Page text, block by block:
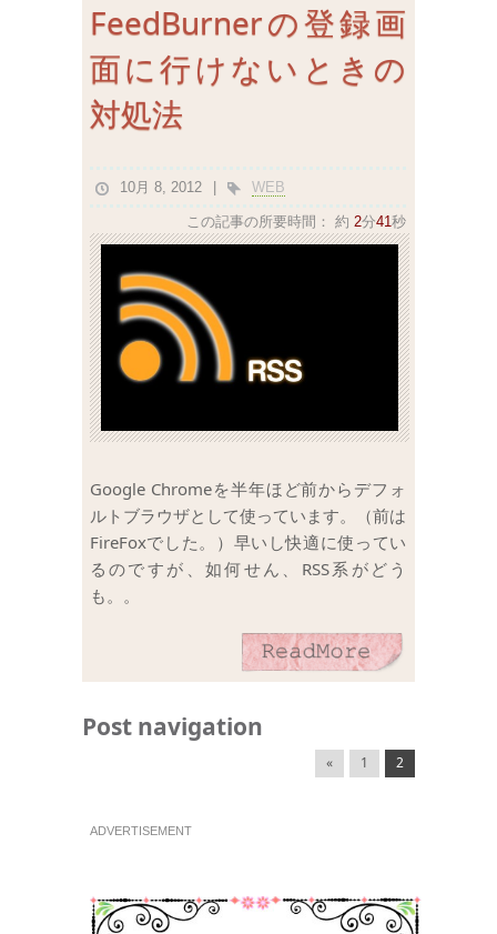
FeedBurnerの登録画
面に行けないときの
対処法
10月 8, 2012 WEB
この記事の所要時間：約2分41秒
Google Chromeを半年ほど前からデフォ
ルトブラウザとして使っています。（前は
FireFoxでした。）早いし快適に使ってい
るのですが、如何せん、RSS系がどう
も。。
Post navigation
« 1 2
ADVERTISEMENT